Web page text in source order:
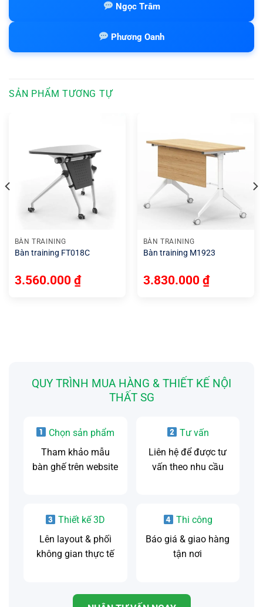
Ngọc Trâm
Phương Oanh
SẢN PHẨM TƯƠNG TỰ
BÀN TRAINING
Bàn training FT018C
3.560.000 ₫
BÀN TRAINING
Bàn training M1923
3.830.000 ₫
QUY TRÌNH MUA HÀNG & THIẾT KẾ NỘI
THẤT SG
Chọn sản phẩm
Tham khảo mẫu
bàn ghế trên website
Tư vấn
Liên hệ để được tư
vấn theo nhu cầu
Thiết kế 3D
Lên layout & phối
không gian thực tế
Thi công
Báo giá & giao hàng
tận nơi